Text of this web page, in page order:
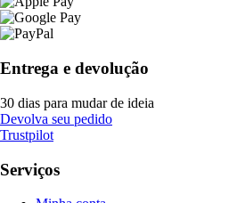
Entrega e devolução
30 dias para mudar de ideia
Devolva seu pedido
Trustpilot
Serviços